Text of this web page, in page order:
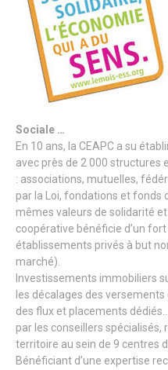
Sociale …
En 10 ans, la CEAPC a su
avec près de 2 000 structures
: associations, mutuelles,
par la Loi, fondations et fonds
mêmes valeurs de solidarité
coopérative bénéficie d’un
établissements privés à but
marché).
Investissements immobiliers
les décalages des
des flux et placements
par les conseillers spécialisés,
territoire au sein de 9 centres
Bénéficiant d’une expertise